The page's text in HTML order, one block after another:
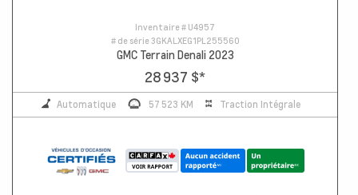
Inventaire # U4957
# de série3GKALXEG1PL255560
GMC Terrain Denali 2023
28 937 $*
Automatique 57 523 KM Traction Intégrale